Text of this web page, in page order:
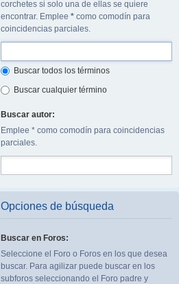
corchetes si solo una de ellas se quiere
encontrar. Emplee * como comodín para
coincidencias parciales.
Buscar todos los términos
Buscar cualquier término
Buscar autor:
Emplee * como comodín para coincidencias
parciales.
Opciones de búsqueda
Buscar en Foros:
Seleccione el Foro o Foros en los que desea
buscar. Para agilizar puede buscar en los
subforos seleccionando el Foro padre y